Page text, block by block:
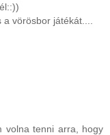
vörösbor játékát....
volna tenni arra, hogy